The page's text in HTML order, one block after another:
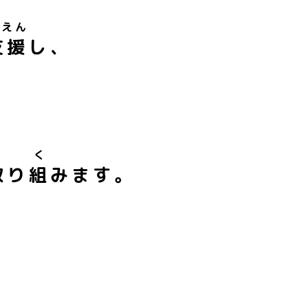
援
ん
し、
り 組
く
みます。